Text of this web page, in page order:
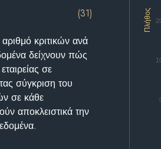
Πλήθος
(31)
κριτικών ανά
δείχνουν πώς
σε
σύγκριση του
σε κάθε
αποκλειστικά την